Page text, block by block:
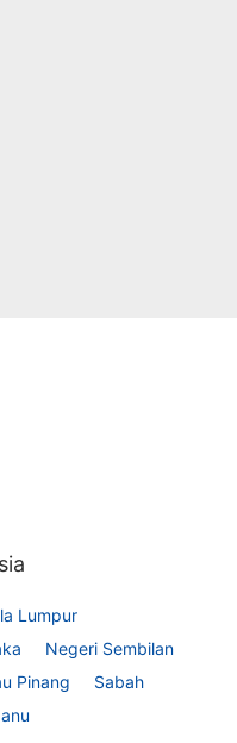
Lumpur
Negeri Sembilan
Pinang
Sabah